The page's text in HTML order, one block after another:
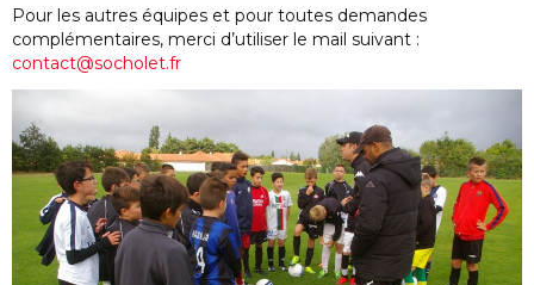
Pour les autres équipes et pour toutes demandes
complémentaires, merci d’utiliser le mail suivant :
contact@socholet.fr